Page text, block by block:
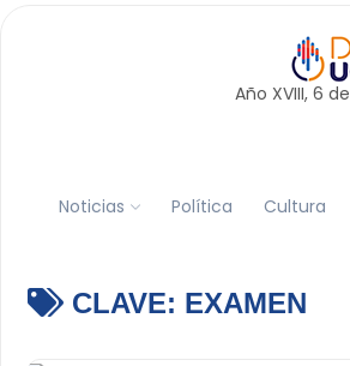
Año XVIII, 6 de
Noticias Política Cultura
CLAVE: EXAMEN